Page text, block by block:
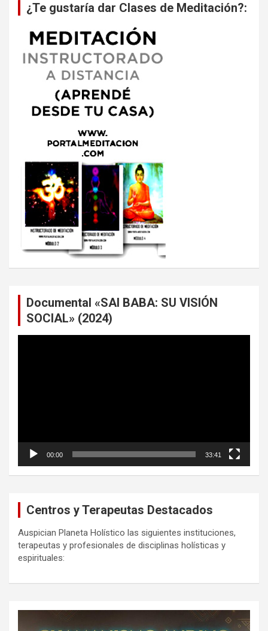
¿Te gustaría dar Clases de Meditación?:
Documental «SAI BABA: SU VISIÓN
SOCIAL» (2024)
00:00 33:41
Centros y Terapeutas Destacados
Auspician Planeta Holístico las siguientes instituciones,
terapeutas y profesionales de disciplinas holísticas y
espirituales: